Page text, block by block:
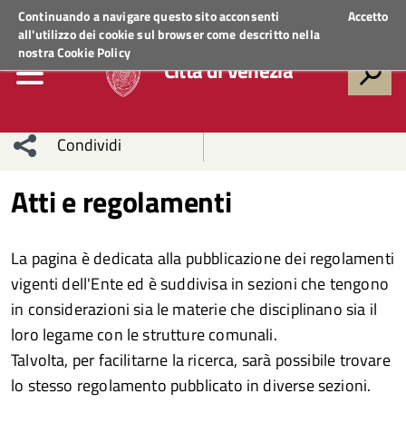
Continuando a navigare questo sito acconsenti
all'utilizzo dei cookie sul browser come descritto nella
nostraCookie Policy
Accetto
Regione VenetoACCEDI AI SERVIZI
Città di Venezia
Condividi
network
Condividi
Condividi
Facebook
su
Twitter
Condividi
su
Facebook
Condividi
su
Whatsapp
Atti e regolamenti
La pagina è dedicata alla pubblicazione dei regolamenti
vigenti dell'Ente ed è suddivisa in sezioni che tengono
in considerazioni sia le materie che disciplinano sia il
loro legame con le strutture comunali.
Talvolta, per facilitarne la ricerca, sarà possibile trovare
lo stesso regolamento pubblicato in diverse sezioni.